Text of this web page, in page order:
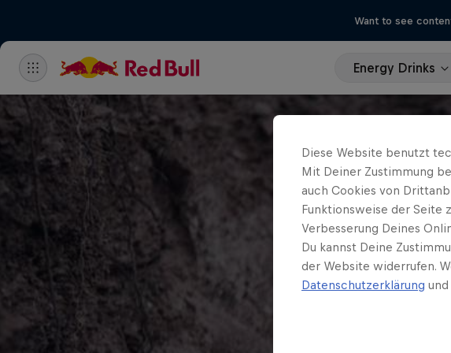
Want to see
Energy Drinks
Diese Website benutzt
Mit Deiner Zustimmung
auch Cookies von
Funktionsweise der Seite
Verbesserung Deines
Du kannst Deine
der Website widerrufen.
Datenschutzerklärung